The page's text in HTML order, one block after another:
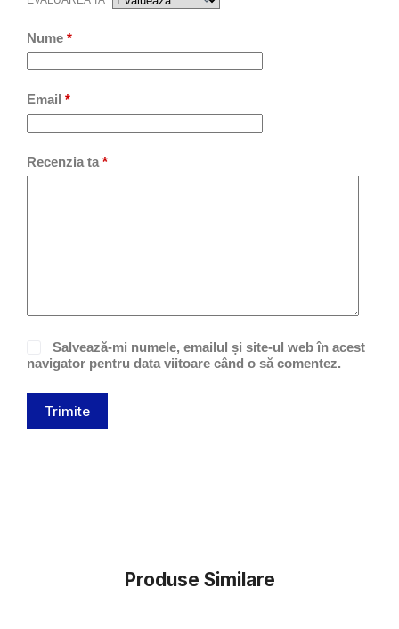
Nume *
Email *
Recenzia ta *
Salvează-mi numele, emailul și site-ul web în acest
navigator pentru data viitoare când o să comentez.
Trimite
Produse Similare